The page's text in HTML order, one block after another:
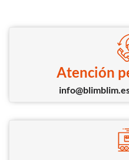
Atención